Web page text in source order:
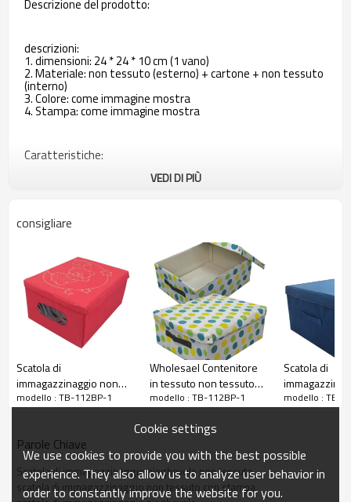
Descrizione del prodotto:
descrizioni:
1. dimensioni: 24 * 24 * 10 cm (1 vano)
2. Materiale: non tessuto (esterno) + cartone + non tessuto
(interno)
3. Colore: come immagine mostra
4. Stampa: come immagine mostra
Caratteristiche:
pieghevole quando non in uso
4. Con labbro e maniglia nella parte anteriore
5. Con un cartone sul fondo, quando non in uso, può essere
rimosso, quindi la scatola può essere piegata.
VEDI DI PIÙ
consigliare
Scatola di
immagazzinaggio non
tessuta con scatola
modello : TB-112BP-1
Wholesael Contenitore
in tessuto non tessuto
stampato a caldo
modello : TB-112BP-1
Scatola di
tessuta
modello : TB-
Parole Chiave
Scatola di immagazzinaggio pieghevole non tessuta
scatola di immagazzinaggio non tessuto con stampa
Cookie settings
We use cookies to provide you with the best possible
experience. They also allow us to analyze user behavior in
order to constantly improve the website for you.